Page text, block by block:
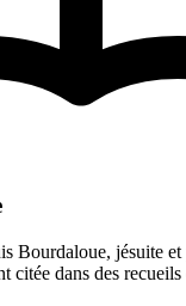
Bourdaloue, jésuite et
dans des recueils